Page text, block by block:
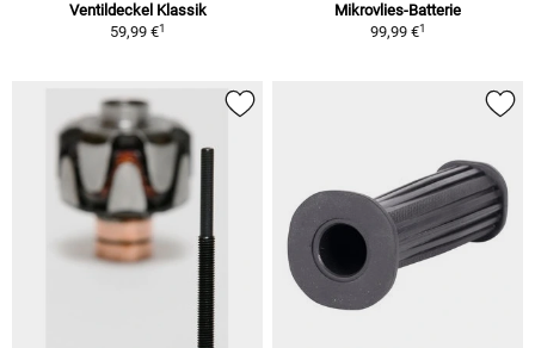
Ventildeckel Klassik
59,99 €1
Mikrovlies-Batterie
99,99 €1